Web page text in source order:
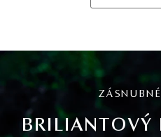
ZÁSNUBNÉ
BRILIANTOVÝ